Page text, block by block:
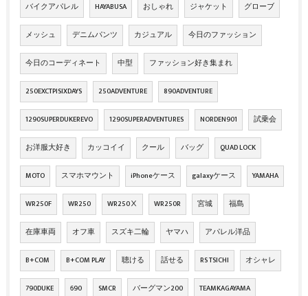
バイクアパレル HAYABUSA おしゃれ ジャケット グローブ
メッシュ デニムパンツ カジュアル 今日のファッション
今日のコーディネート 中型 ファッション好き集まれ
250EXCTPISIXDAYS 250ADVENTURE 890ADVENTURE
1290SUPERDUKEREVO 1290SUPERADVENTURES NORDEN901 試乗会
お洋服大好き カッコイイ クール バッグ QUAD LOCK
MOTO スマホマウント iPhoneケース galaxyケース YAMAHA
WR250F WR250 WR250Ⅹ WR250R 宮城 福島
在庫車両 オフ車 スズキ二輪 ヤマハ アパレル洋品
B+COM B+COM PLAY 聴ける 話せる RS TSICHI オシャレ
790DUKE 690 SMCR バーグマン200 TEAMKAGAYAMA